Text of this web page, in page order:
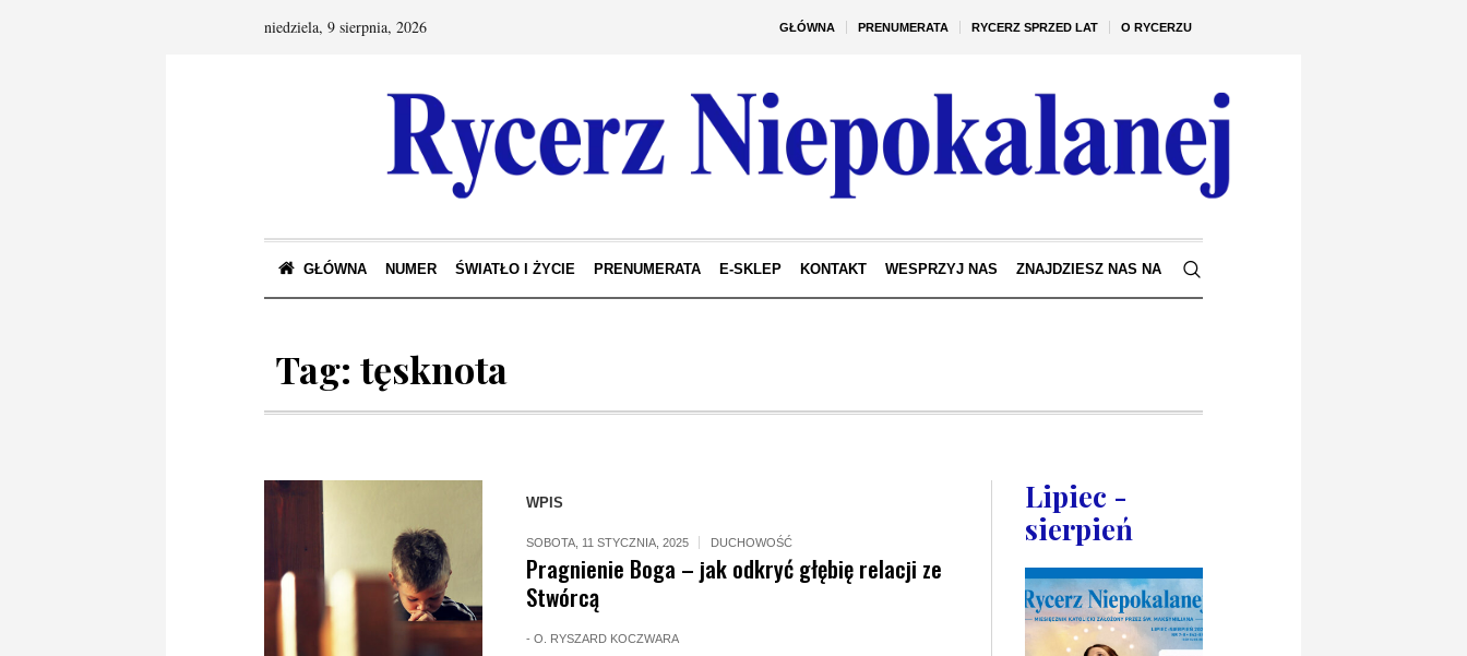
GŁÓWNA PRENUMERATA RYCERZ SPRZED LAT O RYCERZU
niedziela, 9 sierpnia, 2026
GŁÓWNA NUMER ŚWIATŁO I ŻYCIE PRENUMERATA E-SKLEP KONTAKT WESPRZYJ NAS ZNAJDZIESZ NAS NA
Tag: tęsknota
WPIS
SOBOTA, 11 STYCZNIA, 2025 DUCHOWOŚĆ
Pragnienie Boga – jak odkryć głębię relacji ze
Stwórcą
- O. RYSZARD KOCZWARA
Lipiec -
sierpień